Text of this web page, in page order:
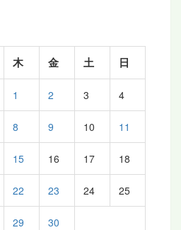
木 金 土 日
1 2 3 4
8 9 10 11
15 16 17 18
22 23 24 25
29 30